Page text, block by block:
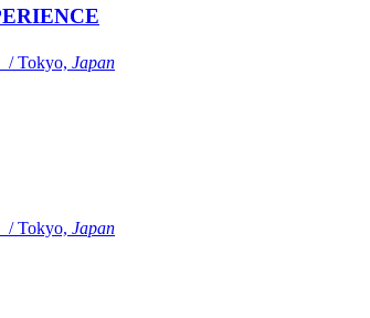
/ Tokyo, Japan
/ Tokyo, Japan